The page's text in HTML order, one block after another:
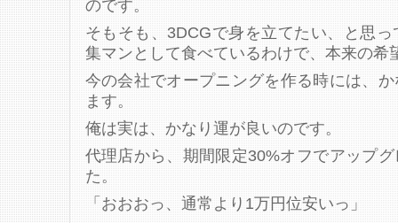
のです。
そもそも、3DCGで身を立てたい、と思
集マンとして食べているわけで、本来の希
今の会社でオープニングを作る時には、
ます。
俺は実は、かなり運が良いのです。
代理店から、期間限定30%オフでアップ
た。
「おおおっ、通常より1万円位安いっ」